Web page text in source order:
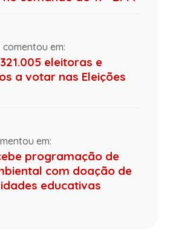
em:
eleitoras e
a votar nas Eleições
em:
programação de
com doação de
educativas